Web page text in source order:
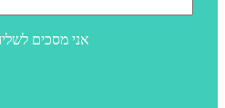
אני מסכים